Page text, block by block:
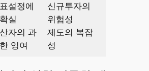
설정에
실
자의 과
잉여
신규투자의
위험성
제도의 복잡
성